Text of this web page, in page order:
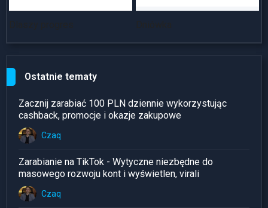
Ostatnie tematy
Zacznij zarabiać 100 PLN dziennie wykorzystując
cashback, promocje i okazje zakupowe
Czaq
Zarabianie na TikTok - Wytyczne niezbędne do
masowego rozwoju kont i wyświetlen, virali
Czaq